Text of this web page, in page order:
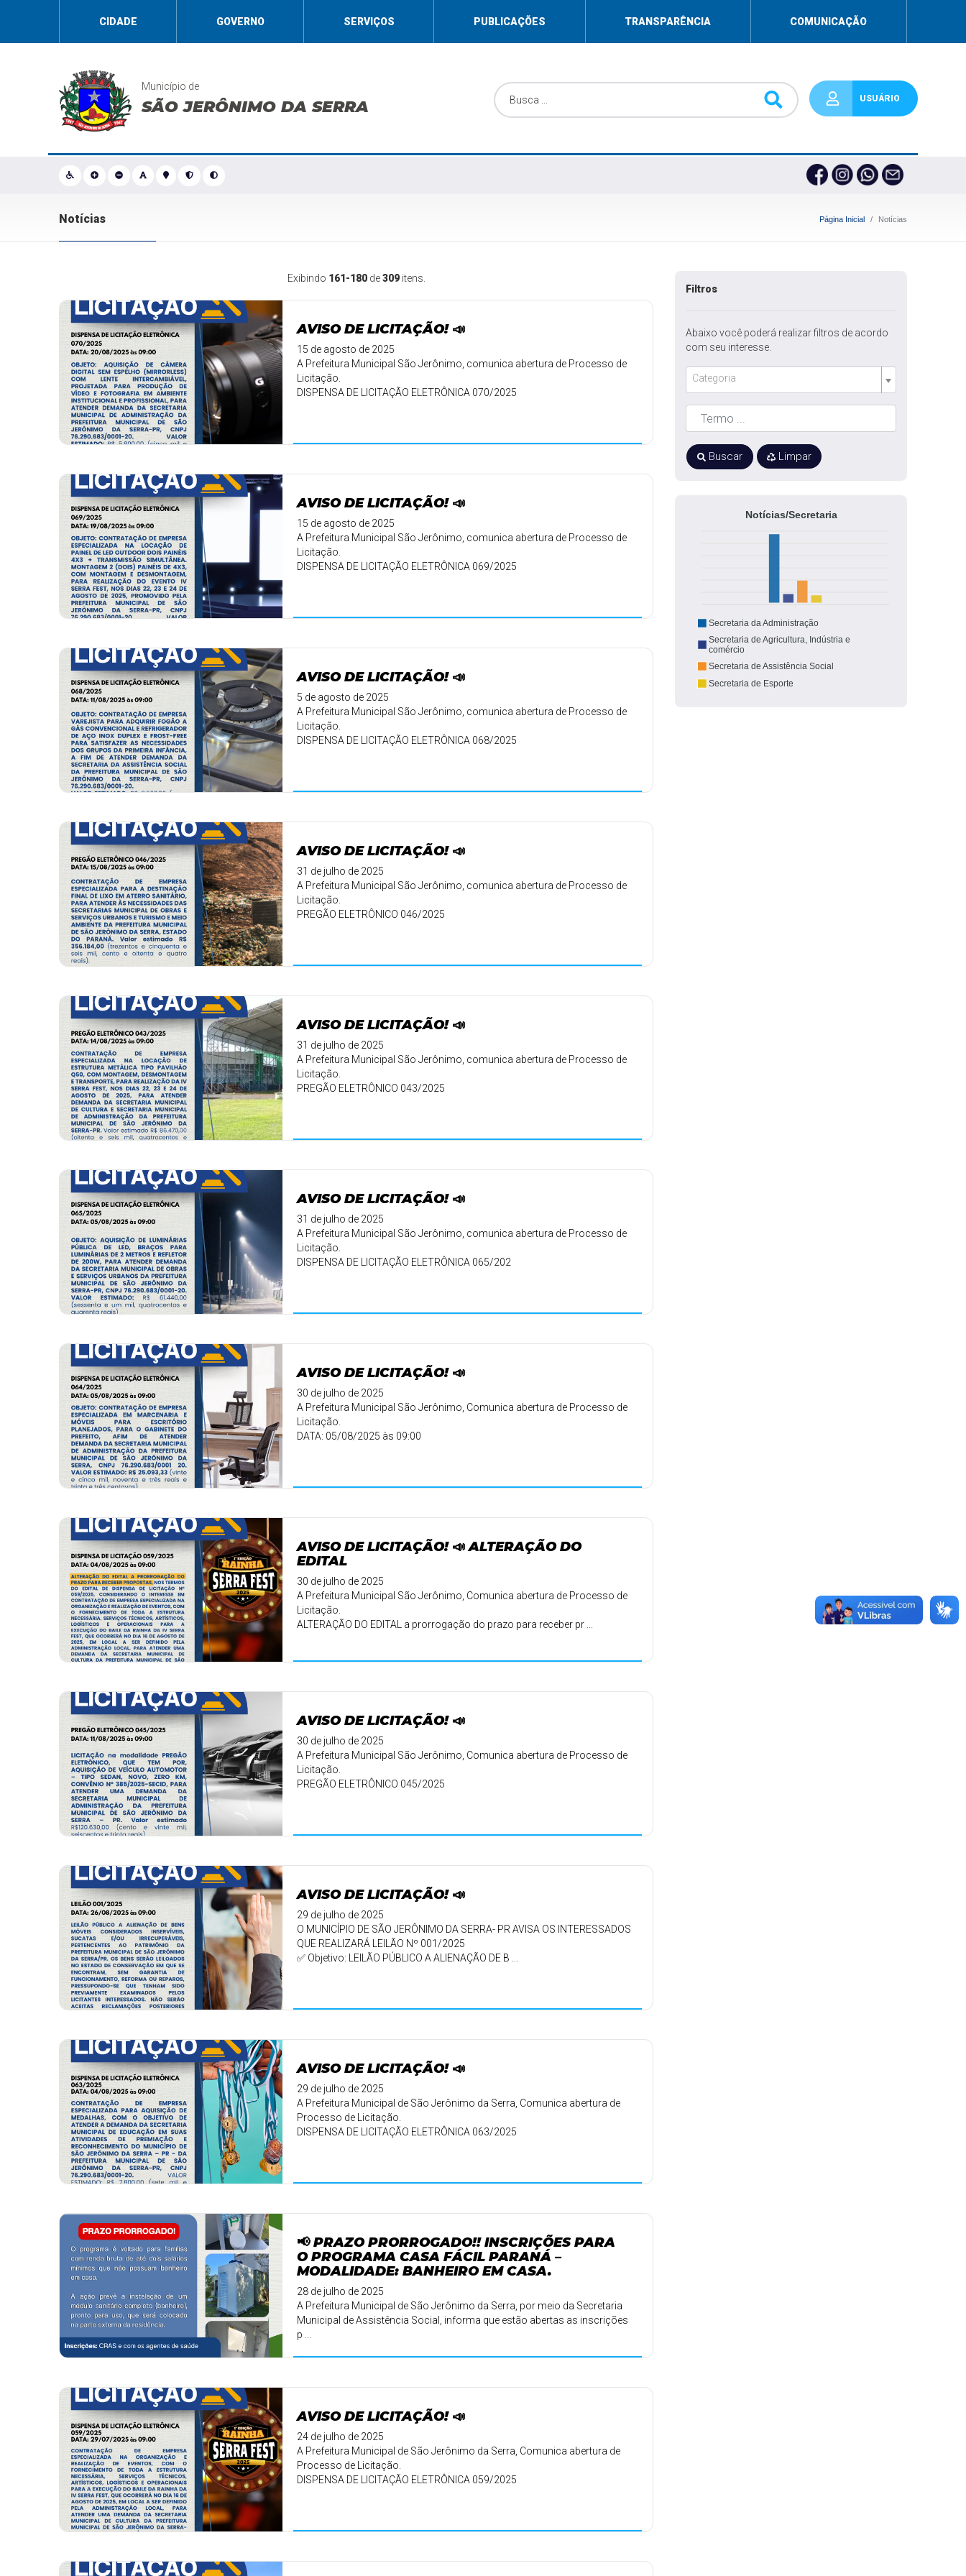
CIDADE GOVERNO SERVIÇOS PUBLICAÇÕES TRANSPARÊNCIA COMUNICAÇÃO
Município de
SÃO JERÔNIMO DA SERRA USUÁRIO
Notícias Página Inicial Notícias
Exibindo 161-180de309itens.
AVISO DE LICITAÇÃO! 📣
15 de agosto de 2025
A Prefeitura Municipal São Jerônimo, comunica abertura de Processo de
Licitação.
DISPENSA DE LICITAÇÃO ELETRÔNICA 070/2025
AVISO DE LICITAÇÃO! 📣
15 de agosto de 2025
A Prefeitura Municipal São Jerônimo, comunica abertura de Processo de
Licitação.
DISPENSA DE LICITAÇÃO ELETRÔNICA 069/2025
AVISO DE LICITAÇÃO! 📣
5 de agosto de 2025
A Prefeitura Municipal São Jerônimo, comunica abertura de Processo de
Licitação.
DISPENSA DE LICITAÇÃO ELETRÔNICA 068/2025
AVISO DE LICITAÇÃO! 📣
31 de julho de 2025
A Prefeitura Municipal São Jerônimo, comunica abertura de Processo de
Licitação.
PREGÃO ELETRÔNICO 046/2025
AVISO DE LICITAÇÃO! 📣
31 de julho de 2025
A Prefeitura Municipal São Jerônimo, comunica abertura de Processo de
Licitação.
PREGÃO ELETRÔNICO 043/2025
AVISO DE LICITAÇÃO! 📣
31 de julho de 2025
A Prefeitura Municipal São Jerônimo, comunica abertura de Processo de
Licitação.
DISPENSA DE LICITAÇÃO ELETRÔNICA 065/202
AVISO DE LICITAÇÃO! 📣
30 de julho de 2025
A Prefeitura Municipal São Jerônimo, Comunica abertura de Processo de
Licitação.
DATA: 05/08/2025 às 09:00
AVISO DE LICITAÇÃO! 📣 ALTERAÇÃO DO
EDITAL
30 de julho de 2025
A Prefeitura Municipal São Jerônimo, Comunica abertura de Processo de
Licitação.
ALTERAÇÃO DO EDITAL a prorrogação do prazo para receber pr ...
AVISO DE LICITAÇÃO! 📣
30 de julho de 2025
A Prefeitura Municipal São Jerônimo, Comunica abertura de Processo de
Licitação.
PREGÃO ELETRÔNICO 045/2025
AVISO DE LICITAÇÃO! 📣
29 de julho de 2025
O MUNICÍPIO DE SÃO JERÔNIMO DA SERRA- PR AVISA OS INTERESSADOS
QUE REALIZARÁ LEILÃO Nº 001/2025
✅ Objetivo: LEILÃO PÚBLICO A ALIENAÇÃO DE B ...
AVISO DE LICITAÇÃO! 📣
29 de julho de 2025
A Prefeitura Municipal de São Jerônimo da Serra, Comunica abertura de
Processo de Licitação.
DISPENSA DE LICITAÇÃO ELETRÔNICA 063/2025
📢 PRAZO PRORROGADO!! INSCRIÇÕES PARA
O PROGRAMA CASA FÁCIL PARANÁ –
MODALIDADE: BANHEIRO EM CASA.
28 de julho de 2025
A Prefeitura Municipal de São Jerônimo da Serra, por meio da Secretaria
Municipal de Assistência Social, informa que estão abertas as inscrições
p ...
AVISO DE LICITAÇÃO! 📣
24 de julho de 2025
A Prefeitura Municipal de São Jerônimo da Serra, Comunica abertura de
Processo de Licitação.
DISPENSA DE LICITAÇÃO ELETRÔNICA 059/2025
Filtros
Abaixo você poderá realizar filtros de acordo
com seu interesse.
Categoria
Buscar Limpar
Notícias/Secretaria
Secretaria da Administração
Secretaria de Agricultura, Indústria e
comércio
Secretaria de Assistência Social
Secretaria de Esporte